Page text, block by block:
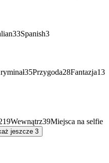
33Spanish3
35Przygoda28Fantazja13
Wewnątrz39Miejsca na selfie
jeszcze 3